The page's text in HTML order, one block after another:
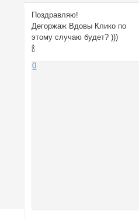
Поздравляю!
Дегоржаж Вдовы Клико по
этому случаю будет? )))
🍾
0